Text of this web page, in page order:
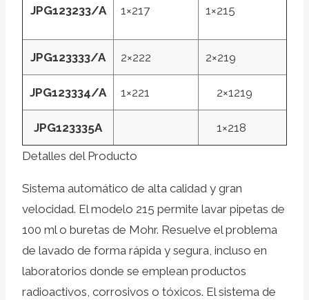
JPG123233/A 1×217 1×215
JPG123333/A 2×222 2×219
JPG123334/A 1×221 2×1219
JPG123335A 1×218
Detalles del Producto
Sistema automático de alta calidad y gran
velocidad. El modelo 215 permite lavar pipetas de
100 ml o buretas de Mohr. Resuelve el problema
de lavado de forma rápida y segura, incluso en
laboratorios donde se emplean productos
radioactivos, corrosivos o tóxicos. El sistema de